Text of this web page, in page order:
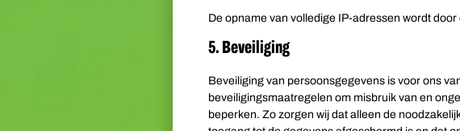
De opname van volledige IP-adressen wordt
5. Beveiliging
Beveiliging van persoonsgegevens is voor ons
beveiligingsmaatregelen om misbruik van en
beperken. Zo zorgen wij dat alleen de